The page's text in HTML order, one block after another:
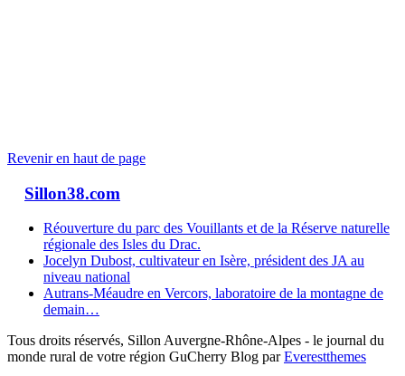
Revenir en haut de page
Sillon38.com
Réouverture du parc des Vouillants et de la Réserve naturelle
régionale des Isles du Drac.
Jocelyn Dubost, cultivateur en Isère, président des JA au
niveau national
Autrans-Méaudre en Vercors, laboratoire de la montagne de
demain…
Tous droits réservés, Sillon Auvergne-Rhône-Alpes - le journal du
monde rural de votre région GuCherry Blog parEverestthemes